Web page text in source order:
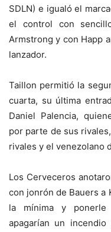
SDLN) e igualó el
el control con
Armstrong y con Happ
lanzador.
Taillon permitió la
cuarta, su última
Daniel Palencia,
por parte de sus
rivales y el venezolano
Los Cerveceros
con jonrón de Bauers a
la mínima y
apagarían un